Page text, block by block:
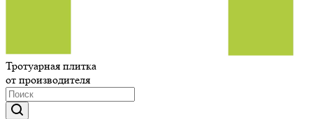
Тротуарная плитка
от производителя